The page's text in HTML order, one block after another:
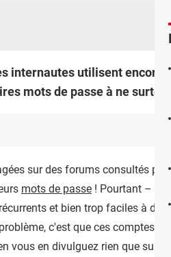
internautes utilisent encore
mots de passe à ne
sur des forums consultés
mots de passe ! Pourtant –
et bien trop faciles à
c'est que ces comptes,
vous en divulguez rien que sur